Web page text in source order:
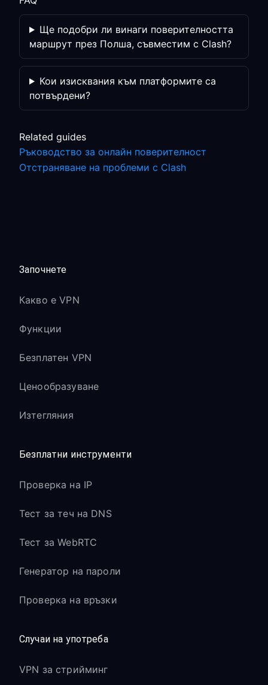
Ще подобри ли винаги поверителността
маршрут през Полша, съвместим с Clash?
Кои изисквания към платформите са
потвърдени?
Related guides
Ръководство за онлайн поверителност
Отстраняване на проблеми с Clash
Започнете
Какво е VPN
Функции
Безплатен VPN
Ценообразуване
Изтегляния
Безплатни инструменти
Проверка на IP
Тест за теч на DNS
Тест за WebRTC
Генератор на пароли
Проверка на връзки
Случаи на употреба
VPN за стрийминг